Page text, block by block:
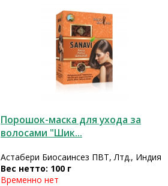
Порошок-маска для ухода за
волосами "Шик...
Астабери Биосаинсез ПВТ, Лтд., Индия
Вес нетто: 100 г
Временно нет